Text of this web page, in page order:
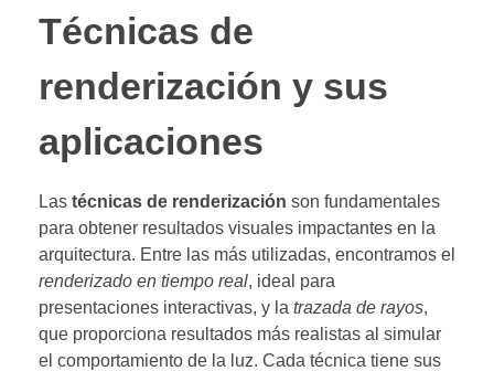
Técnicas de
renderización y sus
aplicaciones
Las técnicas de renderización son fundamentales
para obtener resultados visuales impactantes en la
arquitectura. Entre las más utilizadas, encontramos el
renderizado en tiempo real, ideal para
presentaciones interactivas, y la trazada de rayos,
que proporciona resultados más realistas al simular
el comportamiento de la luz. Cada técnica tiene sus